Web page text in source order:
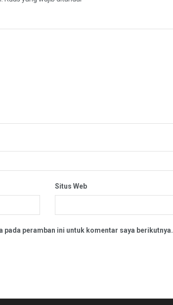
Situs Web
pada peramban ini untuk komentar saya berikutnya.